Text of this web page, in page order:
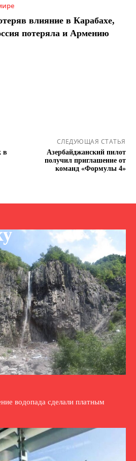
влияние в Карабахе,
потеряла и Армению
в
СЛЕДУЮЩАЯ СТАТЬЯ
Азербайджанский пилот
получил приглашение от
команд «Формулы 4»
водопада сделали платным